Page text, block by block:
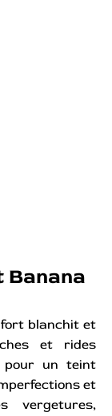
Banana
blanchit et
et rides
pour un teint
et
vergetures,